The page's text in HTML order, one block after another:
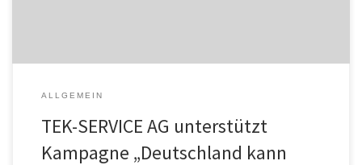
ALLGEMEIN
TEK-SERVICE AG unterstützt
Kampagne „Deutschland kann